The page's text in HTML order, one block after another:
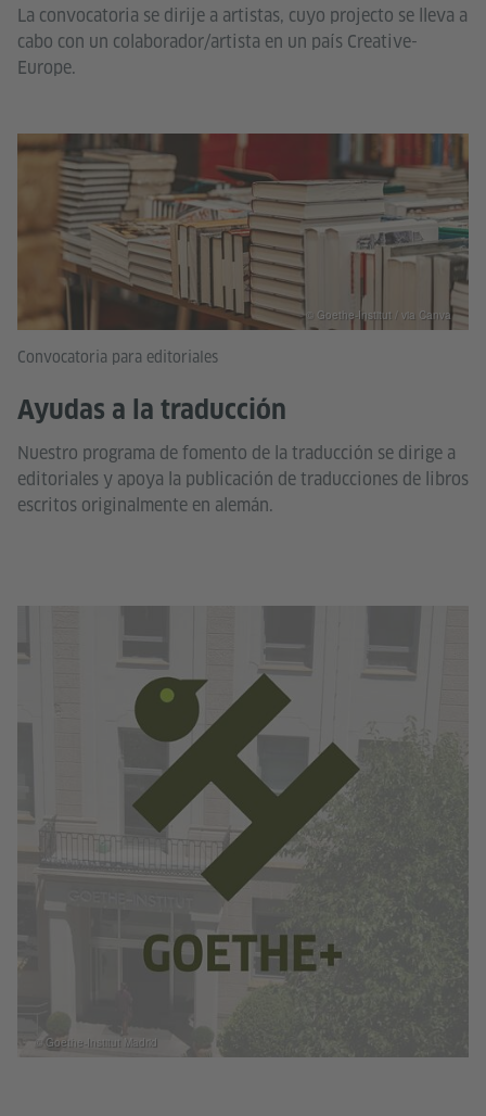
La convocatoria se dirije a artistas, cuyo projecto se lleva a
cabo con un colaborador/artista en un país Creative-
Europe.
Convocatoria para editoriales
Ayudas a la traducción
Nuestro programa de fomento de la traducción se dirige a
editoriales y apoya la publicación de traducciones de libros
escritos originalmente en alemán.
© Goethe-Institut / via Canva
© Goethe-Institut Madrid